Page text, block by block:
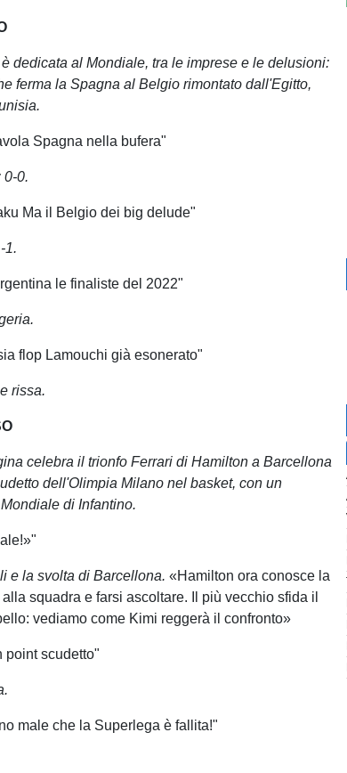
dedicata al Mondiale, tra le imprese e le delusioni:
ferma la Spagna al Belgio rimontato dall'Egitto,
Spagna nella bufera"
0-0.
Ma il Belgio dei big delude"
1.
le finaliste del 2022"
flop Lamouchi già esonerato"
rissa.
celebra il trionfo Ferrari di Hamilton a Barcellona
dell'Olimpia Milano nel basket, con un
di Infantino.
e la svolta di Barcellona. «Hamilton ora conosce la
squadra e farsi ascoltare. Il più vecchio sfida il
vediamo come Kimi reggerà il confronto»
point scudetto"
male che la Superlega è fallita!"